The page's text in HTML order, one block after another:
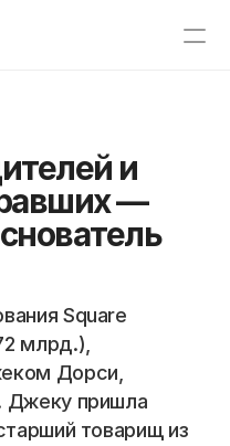
c 0
данных
и
—
Square
млрд.),
Дорси,
Джеку пришла
товарищ из